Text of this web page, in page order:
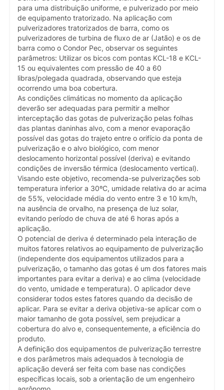
para uma distribuição uniforme, e pulverizado por meio
de equipamento tratorizado. Na aplicação com
pulverizadores tratorizados de barra, como os
pulverizadores de turbina de fluxo de ar (Jatão) e os de
barra como o Condor Pec, observar os seguintes
parâmetros: Utilizar os bicos com pontas KCL-18 e KCL-
15 ou equivalentes com pressão de 40 a 60
libras/polegada quadrada, observando que esteja
ocorrendo uma boa cobertura.
As condições climáticas no momento da aplicação
deverão ser adequadas para permitir a melhor
interceptação das gotas de pulverização pelas folhas
das plantas daninhas alvo, com a menor evaporação
possível das gotas do trajeto entre o orifício da ponta de
pulverização e o alvo biológico, com menor
deslocamento horizontal possível (deriva) e evitando
condições de inversão térmica (deslocamento vertical).
Visando este objetivo, recomenda-se pulverizações sob
temperatura inferior a 30ºC, umidade relativa do ar acima
de 55%, velocidade média do vento entre 3 e 10 km/h,
na ausência de orvalho, na presença de luz solar,
evitando período de chuva de até 6 horas após a
aplicação.
O potencial de deriva é determinado pela interação de
muitos fatores relativos ao equipamento de pulverização
(independente dos equipamentos utilizados para a
pulverização, o tamanho das gotas é um dos fatores mais
importantes para evitar a deriva) e ao clima (velocidade
do vento, umidade e temperatura). O aplicador deve
considerar todos estes fatores quando da decisão de
aplicar. Para se evitar a deriva objetiva-se aplicar com o
maior tamanho de gota possível, sem prejudicar a
cobertura do alvo e, consequentemente, a eficiência do
produto.
A definição dos equipamentos de pulverização terrestre
e dos parâmetros mais adequados à tecnologia de
aplicação deverá ser feita com base nas condições
específicas locais, sob a orientação de um engenheiro